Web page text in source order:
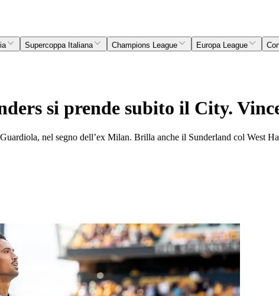
Supercoppa Italiana Champions League Europa League
si prende subito il City.
nel segno dell’ex Milan. Brilla anche il Sunderland col West